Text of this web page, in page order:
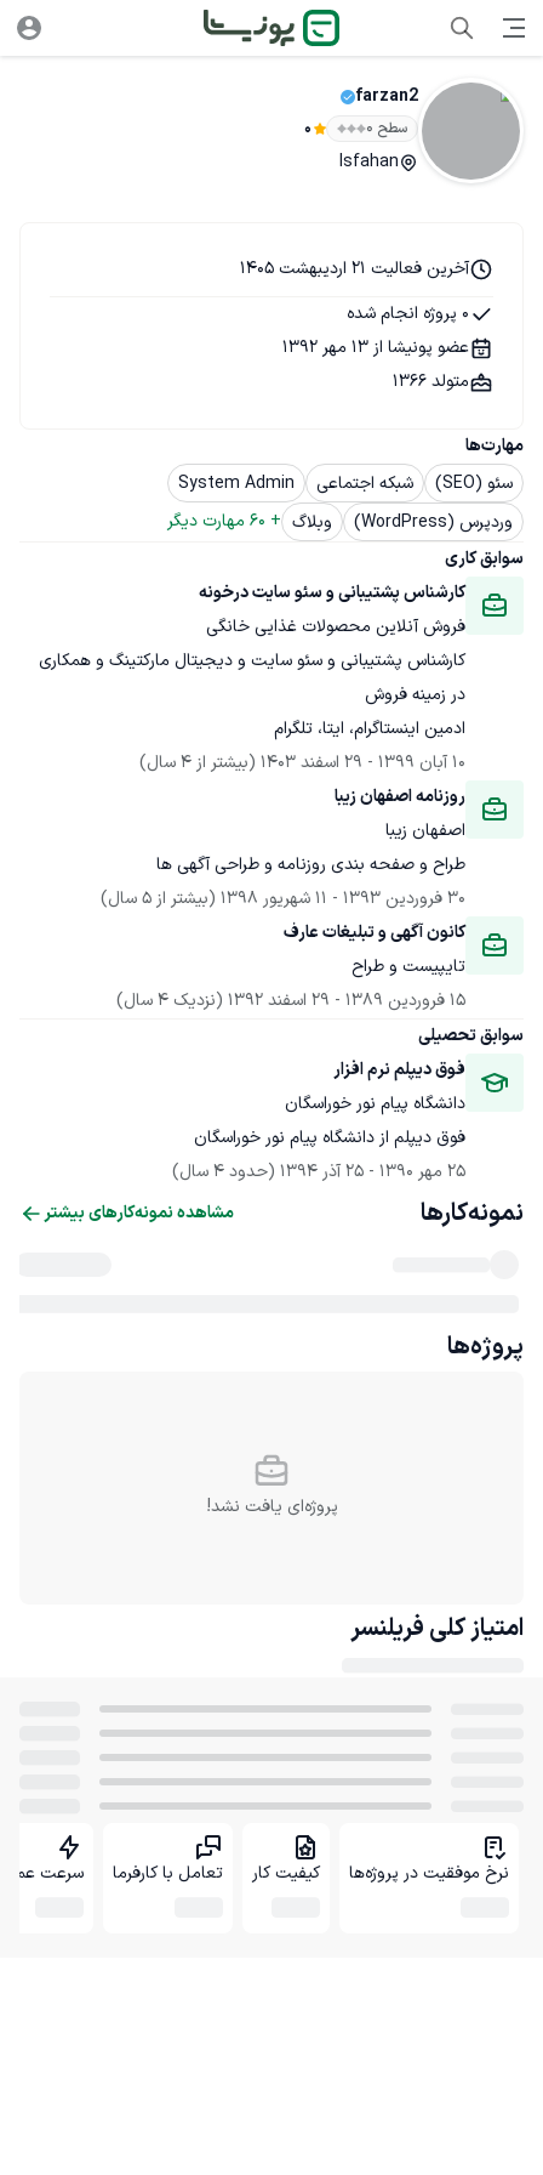
farzan2
سطح ۰ 0
Isfahan
مهارت‌ها
سئو (SEO)
شبکه اجتماعی
System Admin
وردپرس (WordPress)
وبلاگ +
60 مهارت دیگر
سوابق کاری
کارشناس پشتیبانی و سئو سایت درخونه
فروش آنلاین محصولات غذایی خانگی
کارشناس پشتیبانی و سئو سایت و دیجیتال مارکتینگ و همکاری
ادمین اینستاگرام، ایتا، تلگرام
10 آبان 1399
- 29 اسفند 1403
(بیشتر از 4 سال)
روزنامه اصفهان زیبا
اصفهان زیبا
طراح و صفحه بندی روزنامه و طراحی آگهی ها
30 فروردین 1393
- 11 شهریور 1398
(بیشتر از 5 سال)
کانون آگهی و تبلیغات عارف
تایپیست و طراح
15 فروردین 1389
- 29 اسفند 1392
(نزدیک 4 سال)
سوابق تحصیلی
فوق دیپلم نرم افزار
دانشگاه پیام نور خوراسگان
فوق دیپلم از دانشگاه پیام نور خوراسگان
25 مهر 1390
- 25 آذر 1394 (حدود 4 سال)
آخرین فعالیت 21 اردیبهشت 1405
0 پروژه انجام شده
عضو پونیشا از 13 مهر 1392
متولد 1366
نمونه‌کارها مشاهده نمونه‌کارهای بیشتر
پروژه‌ها
پروژه‌ای یافت نشد!
امتیاز کلی فریلنسر
نرخ موفقیت در پروژه‌ها کیفیت کار تعامل با کارفرما سرعت عمل